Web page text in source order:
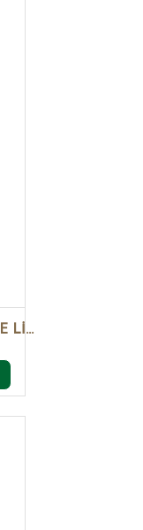
GOLD VAZODA LÜKS ORKİDE VE LİLYUM ARANJMAN